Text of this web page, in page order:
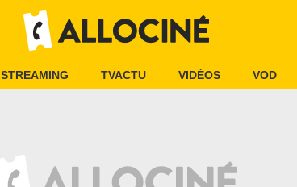
STREAMING TVACTU VIDÉOS VOD